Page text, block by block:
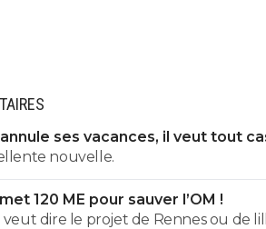
ses vacances, il veut tout
nouvelle.
120 ME pour sauver l’OM !
dire le projet de Rennes ou de